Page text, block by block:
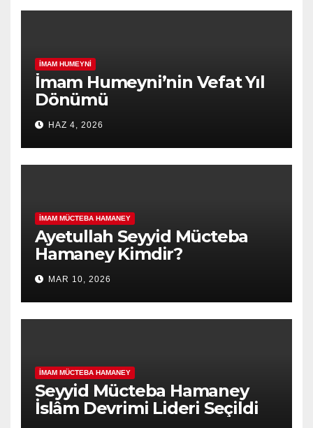
İMAM HUMEYNI
İmam Humeyni’nin Vefat Yıl
Dönümü
HAZ 4, 2026
İMAM MÜCTEBA HAMANEY
Ayetullah Seyyid Mücteba
Hamaney Kimdir?
MAR 10, 2026
İMAM MÜCTEBA HAMANEY
Seyyid Mücteba Hamaney
İslâm Devrimi Lideri Seçildi